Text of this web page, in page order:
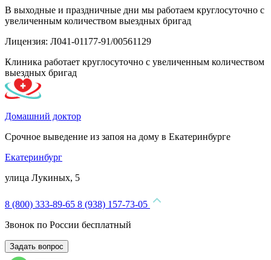
В выходные и праздничные дни мы работаем круглосуточно с
увеличенным количеством выездных бригад
Лицензия: Л041-01177-91/00561129
Клиника работает круглосуточно с увеличенным количеством
выездных бригад
Домашний доктор
Срочное выведение из запоя на дому в Екатеринбурге
Екатеринбург
улица Лукиных, 5
8 (800) 333-89-65 8 (938) 157-73-05
Звонок по России бесплатный
Задать вопрос